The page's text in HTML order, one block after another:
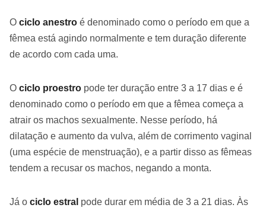
O ciclo anestro é denominado como o período em que a
fêmea está agindo normalmente e tem duração diferente
de acordo com cada uma.
O ciclo proestro pode ter duração entre 3 a 17 dias e é
denominado como o período em que a fêmea começa a
atrair os machos sexualmente. Nesse período, há
dilatação e aumento da vulva, além de corrimento vaginal
(uma espécie de menstruação), e a partir disso as fêmeas
tendem a recusar os machos, negando a monta.
Já o ciclo estral pode durar em média de 3 a 21 dias. Às